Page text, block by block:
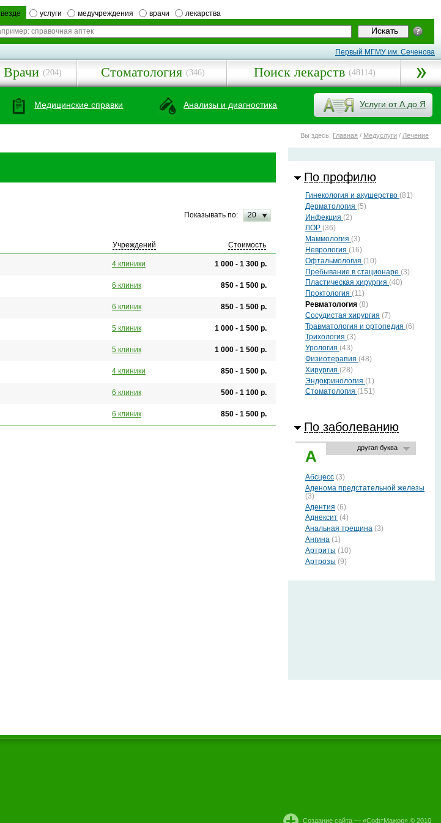
везде услуги медучреждения врачи лекарства
Первый МГМУ им. Сеченова
Врачи (204) Стоматология (346) Поиск лекарств (48114)
Медицинские справки Анализы и диагностика Услуги от А до Я
Вы здесь: Главная / Медуслуги / Лечение
По профилю
Гинекология и акушерство (81)
Дерматология (5)
Инфекция (2)
ЛОР (36)
Маммология (3)
Неврология (16)
Офтальмология (10)
Пребывание в стационаре (3)
Пластическая хирургия (40)
Проктология (11)
Ревматология (8)
Сосудистая хирургия (7)
Травматология и ортопедия (6)
Трихология (3)
Урология (43)
Физиотерапия (48)
Хирургия (28)
Эндокринология (1)
Стоматология (151)
По заболеванию
другая буква
А
Абсцесс (3)
Аденома предстательной железы
(3)
Адентия (6)
Аднексит (4)
Анальная трещина (3)
Ангина (1)
Артриты (10)
Артрозы (9)
Показывать по: 20
Учреждений Стоимость
4 клиники 1 000 - 1 300 р.
6 клиник 850 - 1 500 р.
6 клиник 850 - 1 500 р.
5 клиник 1 000 - 1 500 р.
5 клиник 1 000 - 1 500 р.
4 клиники 850 - 1 500 р.
6 клиник 500 - 1 100 р.
6 клиник 850 - 1 500 р.
Создание сайта — «СофтМажор» © 2010